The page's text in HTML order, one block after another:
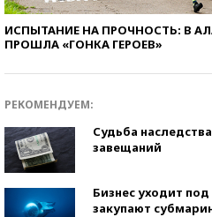
ИСПЫТАНИЕ НА ПРОЧНОСТЬ: В
ПРОШЛА «ГОНКА ГЕРОЕВ»
РЕКОМЕНДУЕМ:
Судьба
завещаний
Бизнес уходит
закупают